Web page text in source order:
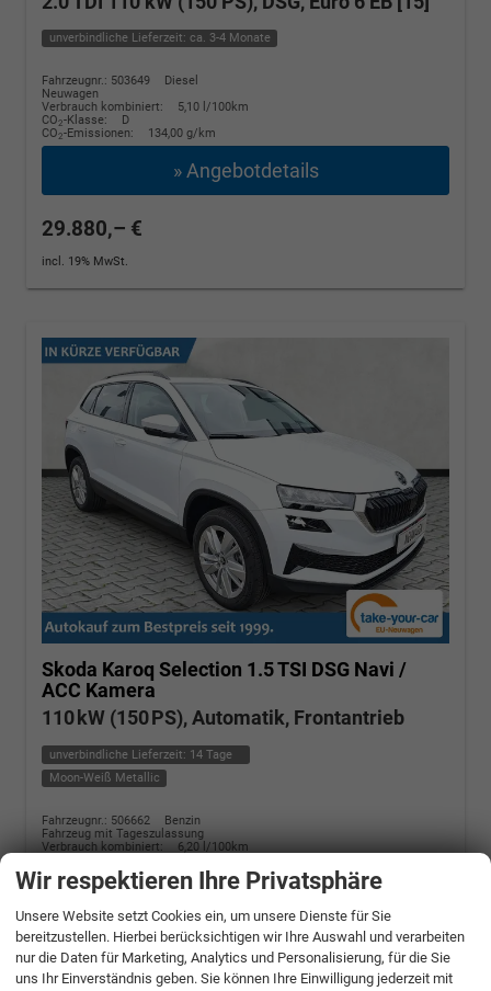
unverbindliche Lieferzeit: ca. 3-4 Monate
Fahrzeugnr.: 503649
Diesel
Neuwagen
Verbrauch kombiniert:
5,10 l/100km
CO2-Klasse:
D
CO2-Emissionen: 134,00 g/km
» Angebotdetails
29.880,– €
incl. 19% MwSt.
Skoda Karoq Selection 1.5 TSI DSG Navi /
ACC Kamera
110 kW (150 PS), Automatik, Frontantrieb
unverbindliche Lieferzeit: 14 Tage
Moon-Weiß Metallic
Fahrzeugnr.: 506662
Benzin
Fahrzeug mit Tageszulassung
Verbrauch kombiniert:
6,20 l/100km
CO 2-Emissionen: 140,00 g/km
» Angebotdetails
30.684,– €
Wir respektieren Ihre Privatsphäre
Unsere Website setzt Cookies ein, um unsere Dienste für Sie
bereitzustellen. Hierbei berücksichtigen wir Ihre Auswahl und verarbeiten
nur die Daten für Marketing, Analytics und Personalisierung, für die Sie
uns Ihr Einverständnis geben. Sie können Ihre Einwilligung jederzeit mit